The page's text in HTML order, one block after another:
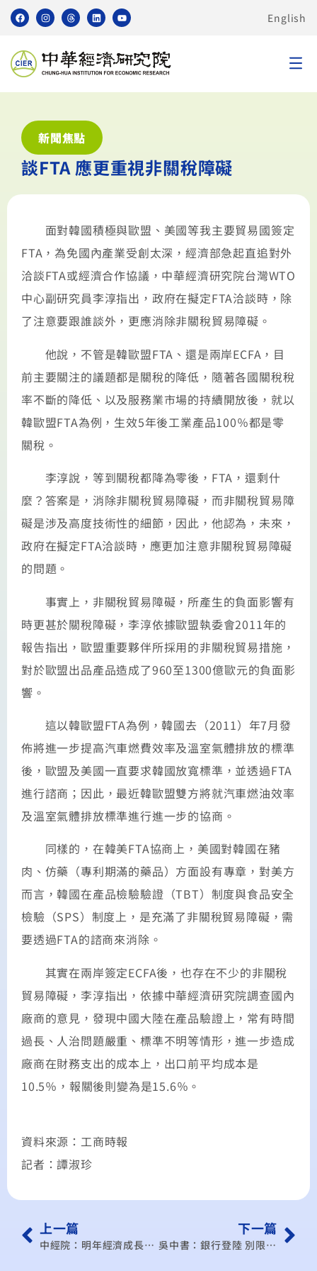
English
新聞焦點
談FTA 應更重視非關稅障礙
面對韓國積極與歐盟、美國等我主要貿易國簽定
FTA，為免國內產業受創太深，經濟部急起直追對外
洽談FTA或經濟合作協議，中華經濟研究院台灣WTO
中心副研究員李淳指出，政府在擬定FTA洽談時，除
了注意要跟誰談外，更應消除非關稅貿易障礙。
他說，不管是韓歐盟FTA、還是兩岸ECFA，目
前主要關注的議題都是關稅的降低，隨著各國關稅稅
率不斷的降低、以及服務業市場的持續開放後，就以
韓歐盟FTA為例，生效5年後工業產品100％都是零
關稅。
李淳說，等到關稅都降為零後，FTA，還剩什
麼？答案是，消除非關稅貿易障礙，而非關稅貿易障
礙是涉及高度技術性的細節，因此，他認為，未來，
政府在擬定FTA洽談時，應更加注意非關稅貿易障礙
的問題。
事實上，非關稅貿易障礙，所產生的負面影響有
時更甚於關稅障礙，李淳依據歐盟執委會2011年的
報告指出，歐盟重要夥伴所採用的非關稅貿易措施，
對於歐盟出品產品造成了960至1300億歐元的負面影
響。
這以韓歐盟FTA為例，韓國去（2011）年7月發
佈將進一步提高汽車燃費效率及溫室氣體排放的標準
後，歐盟及美國一直要求韓國放寬標準，並透過FTA
進行諮商；因此，最近韓歐盟雙方將就汽車燃油效率
及溫室氣體排放標準進行進一步的協商。
同樣的，在韓美FTA協商上，美國對韓國在豬
肉、仿藥（專利期滿的藥品）方面設有專章，對美方
而言，韓國在產品檢驗驗證（TBT）制度與食品安全
檢驗（SPS）制度上，是充滿了非關稅貿易障礙，需
要透過FTA的諮商來消除。
其實在兩岸簽定ECFA後，也存在不少的非關稅
貿易障礙，李淳指出，依據中華經濟研究院調查國內
廠商的意見，發現中國大陸在產品驗證上，常有時間
過長、人治問題嚴重、標準不明等情形，進一步造成
廠商在財務支出的成本上，出口前平均成本是
10.5％，報關後則變為是15.6％。
資料來源：工商時報
記者：譚淑珍
上一篇
中經院：明年經濟成長率4.93%
下一篇
吳中書：銀行登陸 別限制太多